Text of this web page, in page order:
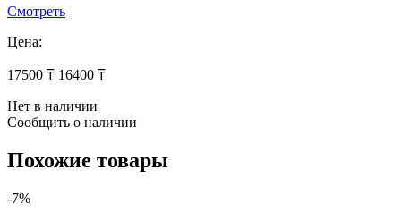
Смотреть
Цена:
17500 ₸ 16400 ₸
Нет в наличии
Сообщить о наличии
Похожие товары
-7%